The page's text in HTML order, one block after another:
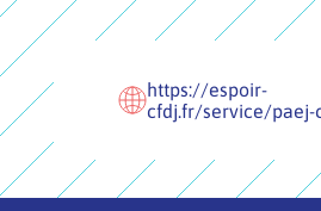
https://espoir-
cfdj.fr/service/